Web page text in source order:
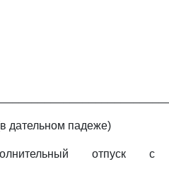
дательном падеже)
отпуск с